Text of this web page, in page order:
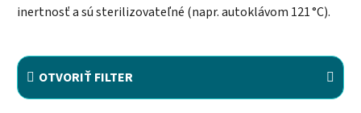
inertnosť a sú sterilizovateľné (napr. autoklávom 121 °C).
OTVORIŤ FILTER